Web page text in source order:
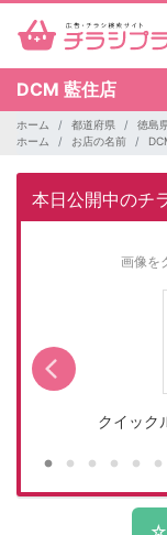
DCM 藍住店
ホーム 都道府県 徳島
ホーム
お店の名前
本日公開中のチ
画像を
クイック